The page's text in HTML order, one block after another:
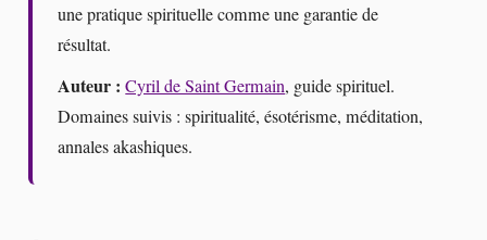
une pratique spirituelle comme une garantie de
résultat.
Auteur : Cyril de Saint Germain, guide spirituel.
Domaines suivis : spiritualité, ésotérisme, méditation,
annales akashiques.